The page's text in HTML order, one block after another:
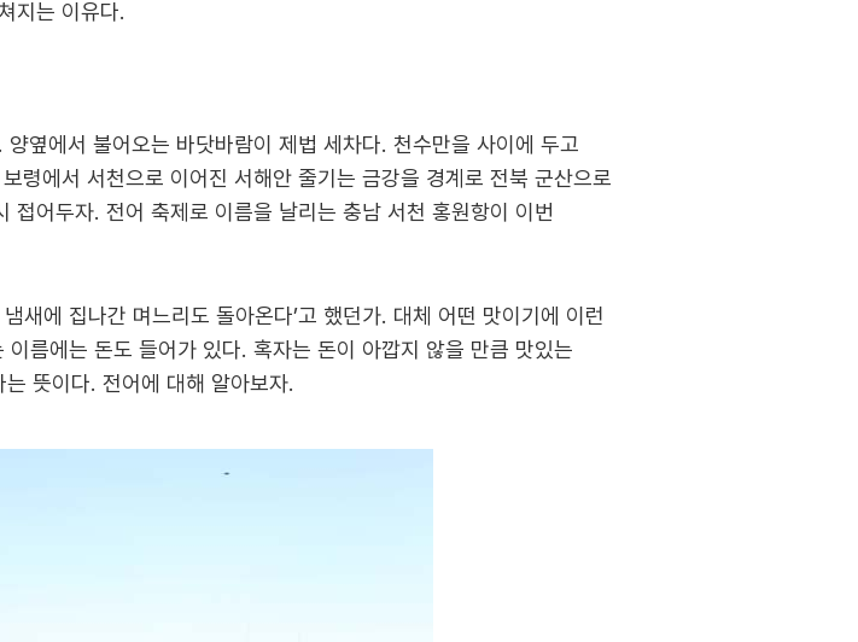
지는 이유다.
옆에서 불어오는 바닷바람이 제법 세차다. 천수만을 사이에 두고
령에서 서천으로 이어진 서해안 줄기는 금강을 경계로 전북 군산으로
어두자. 전어 축제로 이름을 날리는 충남 서천 홍원항이 이번
새에 집나간 며느리도 돌아온다’고 했던가. 대체 어떤 맛이기에 이런
름에는 돈도 들어가 있다. 혹자는 돈이 아깝지 않을 만큼 맛있는
뜻이다. 전어에 대해 알아보자.